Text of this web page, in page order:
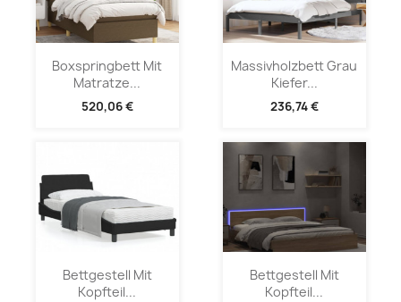
Boxspringbett Mit
Matratze...
520,06 €
Massivholzbett Grau
Kiefer...
236,74 €
Bettgestell Mit
Kopfteil...
Bettgestell Mit
Kopfteil...